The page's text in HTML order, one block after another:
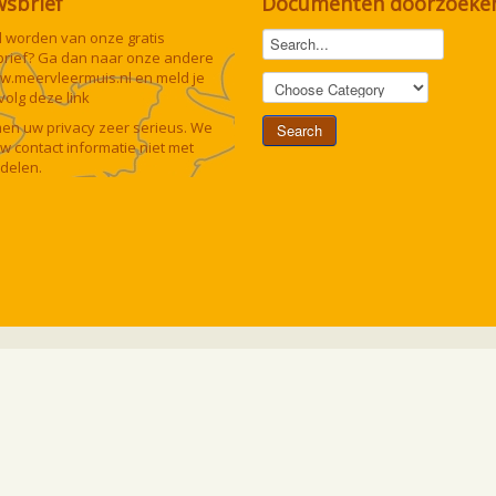
worden van onze gratis
Ga dan naar onze andere
en meld je
dezelink
uw privacy zeer serieus. We
contact informatie niet met